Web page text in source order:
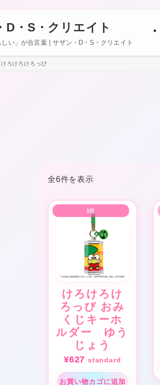
D・S・クリエイト
しい」が合言葉 | サザン・D・S・クリエイト
けろけろけろっぴ
全6件を表示
けろけろけ
ろっぴ おみ
くじキーホ
ルダー ゆう
じょう
¥627 standard
お買い物カゴに追加